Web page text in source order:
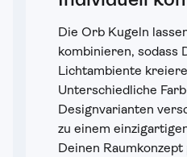
Die Orb Kugeln
kombinieren, sodass
Lichtambiente
Unterschiedliche
Designvarianten
zu einem
Deinen Raumkonzept